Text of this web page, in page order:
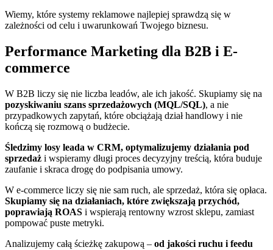
Wiemy, które systemy reklamowe najlepiej sprawdzą się w
zależności od celu i uwarunkowań Twojego biznesu.
Performance Marketing dla B2B i E-
commerce
W B2B liczy się nie liczba leadów, ale ich jakość. Skupiamy się na
pozyskiwaniu szans sprzedażowych (MQL/SQL), a nie
przypadkowych zapytań, które obciążają dział handlowy i nie
kończą się rozmową o budżecie.
Śledzimy losy leada w CRM, optymalizujemy działania pod
sprzedaż i wspieramy długi proces decyzyjny treścią, która buduje
zaufanie i skraca drogę do podpisania umowy.
W e-commerce liczy się nie sam ruch, ale sprzedaż, która się opłaca.
Skupiamy się na działaniach, które zwiększają przychód,
poprawiają ROAS i wspierają rentowny wzrost sklepu, zamiast
pompować puste metryki.
Analizujemy całą ścieżkę zakupową – od jakości ruchu i feedu